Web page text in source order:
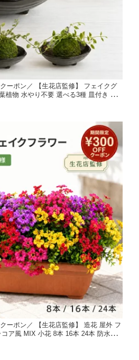
ーポン／ 【生花店監修】 フェイクグ
植物 水やり不要 選べる3種 皿付き 皿
ワイヤープランツ 玄関 デスク 和風イ
ーポン／ 【生花店監修】 造花 屋外 フ
ア風 MIX 小花 8本 16本 24本 防水仕
色を抑える素材 水やり不要 枯れない
ンター 店舗 装飾